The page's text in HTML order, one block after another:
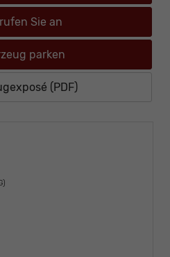
Sie an
parken
(PDF)